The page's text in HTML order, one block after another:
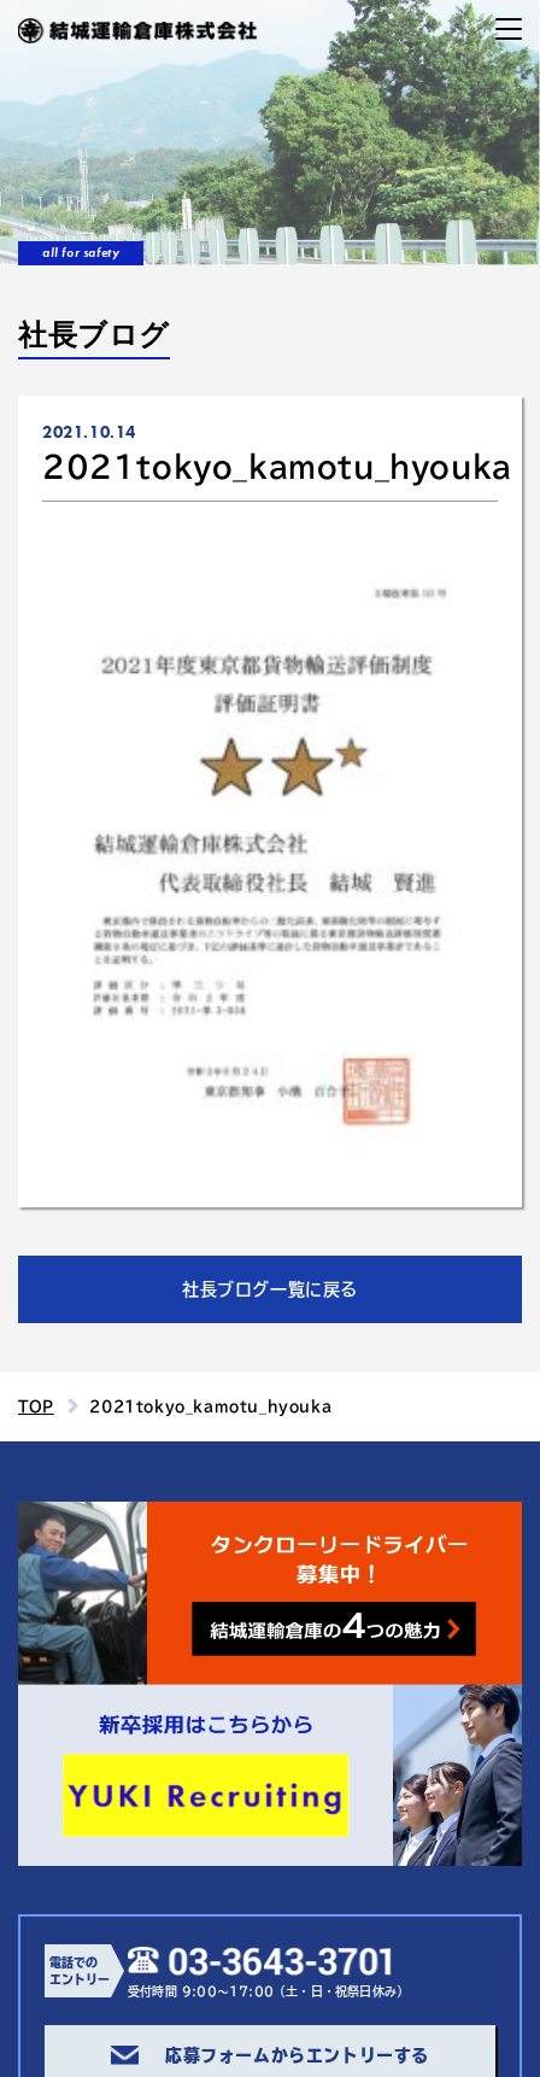
all for safety
社長ブログ
2021.10.14
2021tokyo_kamotu_hyouka
社長ブログ一覧に戻る
TOP 2021tokyo_kamotu_hyouka
結城運輸倉庫の4
電話での
エントリー
受付時間 9:00～17:00（土・日・祝祭日休み）
応募フォームからエントリーする